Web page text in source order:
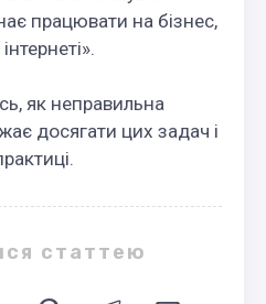
працювати на бізнес,
як неправильна
досягати цих задач і
статтею